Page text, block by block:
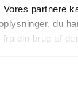
Vores partnere
du
din brug af